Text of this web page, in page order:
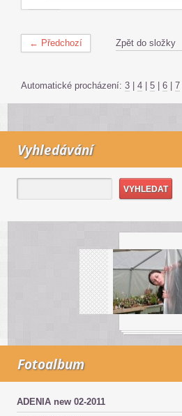
← Předchozí Zpět do složky
Automatické procházení: 3 | 4 | 5 | 6 | 7
Vyhledávání
Fotoalbum
ADENIA new 02-2011